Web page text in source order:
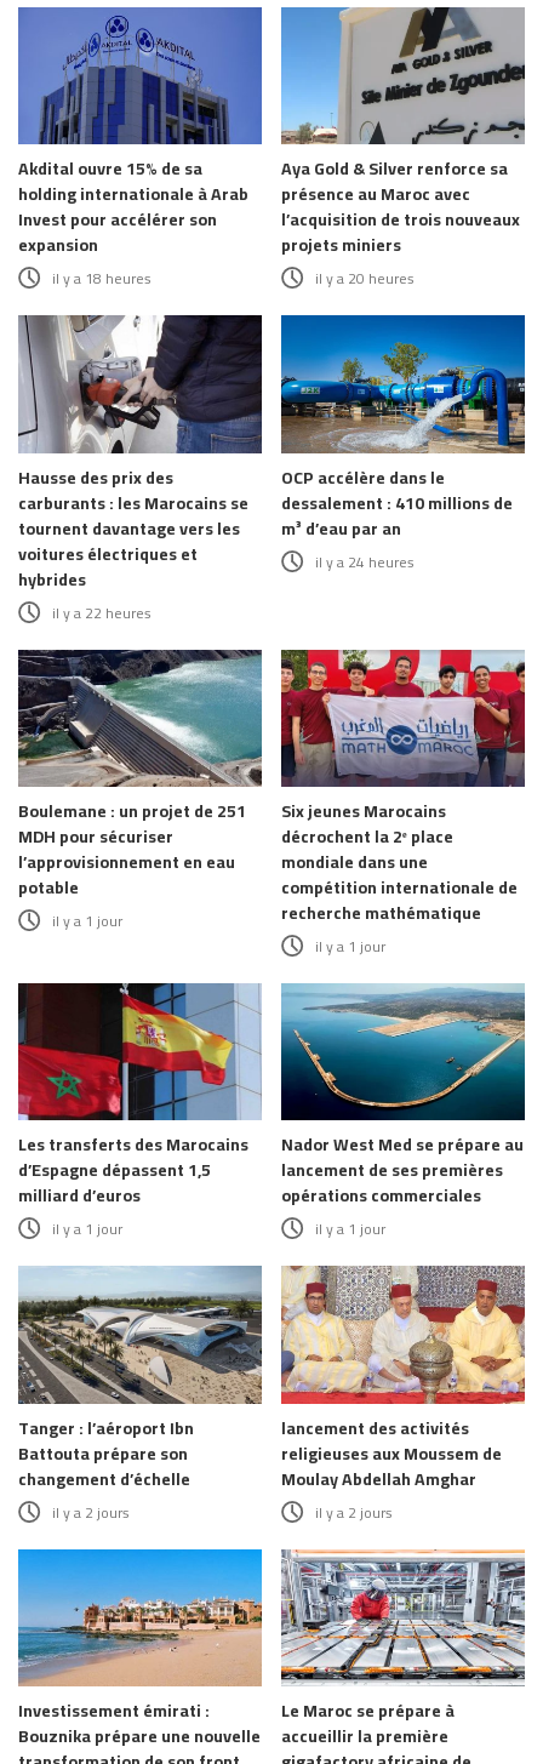
Akdital ouvre 15% de sa
holding internationale à Arab
Invest pour accélérer son
expansion
il y a 18 heures
Aya Gold & Silver renforce sa
présence au Maroc avec
l’acquisition de trois nouveaux
projets miniers
il y a 20 heures
Hausse des prix des
carburants : les Marocains se
tournent davantage vers les
voitures électriques et
hybrides
il y a 22 heures
OCP accélère dans le
dessalement : 410 millions de
m³ d’eau par an
il y a 24 heures
Boulemane : un projet de 251
MDH pour sécuriser
l’approvisionnement en eau
potable
il y a 1 jour
Six jeunes Marocains
décrochent la 2ᵉ place
mondiale dans une
compétition internationale de
recherche mathématique
il y a 1 jour
Les transferts des Marocains
d’Espagne dépassent 1,5
milliard d’euros
il y a 1 jour
Nador West Med se prépare au
lancement de ses premières
opérations commerciales
il y a 1 jour
Tanger : l’aéroport Ibn
Battouta prépare son
changement d’échelle
il y a 2 jours
lancement des activités
religieuses aux Moussem de
Moulay Abdellah Amghar
il y a 2 jours
Investissement émirati :
Bouznika prépare une nouvelle
Le Maroc se prépare à
accueillir la première